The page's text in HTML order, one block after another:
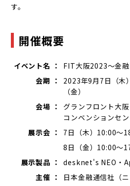
す。
開催概要
イベント名 ：
FIT大阪2023～金
会期 ：
2023年9月7日（木
（金）
会場 ：
グランフロント大
コンベンションセ
展示会 ：
7日（木）10:00～
8日（金）10:00～
展示製品 ：
desknet's NEO・
主催 ：
日本金融通信社（ニ